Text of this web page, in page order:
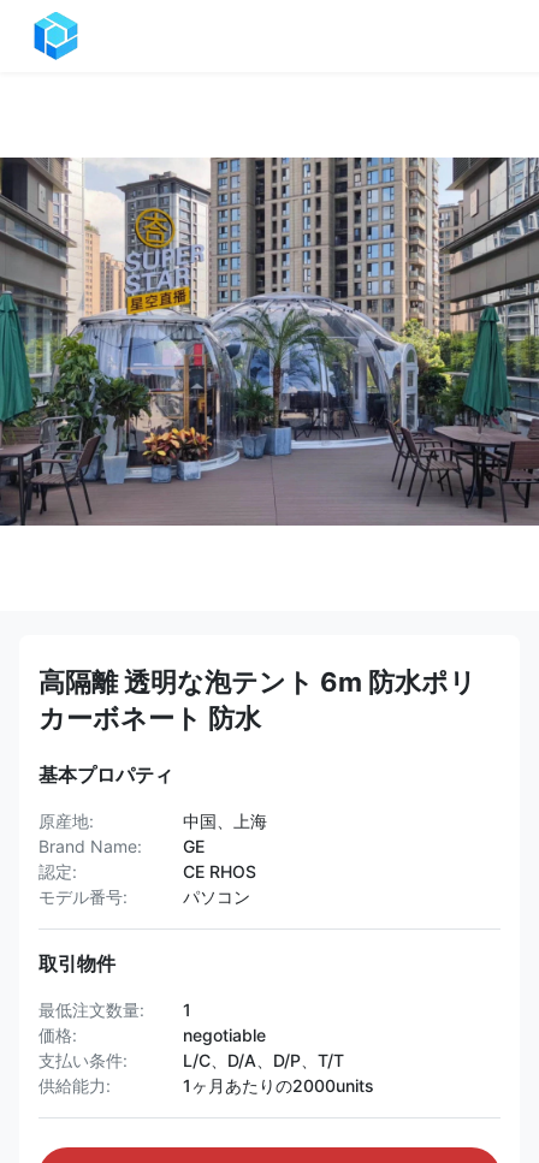
高隔離 透明な泡テント 6m 防水ポリ
カーボネート 防水
基本プロパティ
原産地:
中国、上海
Brand Name:
GE
認定:
CE RHOS
モデル番号:
パソコン
取引物件
最低注文数量:
1
価格:
negotiable
支払い条件:
L/C、D/A、D/P、T/T
供給能力:
1ヶ月あたりの2000units